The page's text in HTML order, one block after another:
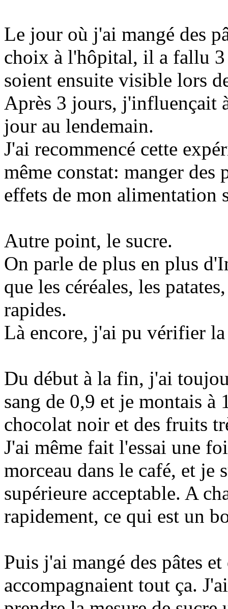
Le jour où j'ai mangé des
choix à l'hôpital, il a fallu 3
soient ensuite visible lors
Après 3 jours, j'influençait
jour au lendemain.
J'ai recommencé cette
même constat: manger des
effets de mon alimentation
Autre point, le sucre.
On parle de plus en plus
que les céréales, les
rapides.
Là encore, j'ai pu vérifier
Du début à la fin, j'ai
sang de 0,9 et je montais à
chocolat noir et des fruits
J'ai même fait l'essai une
morceau dans le café, et
supérieure acceptable. A
rapidement, ce qui est un
Puis j'ai mangé des pâtes
accompagnaient tout ça.